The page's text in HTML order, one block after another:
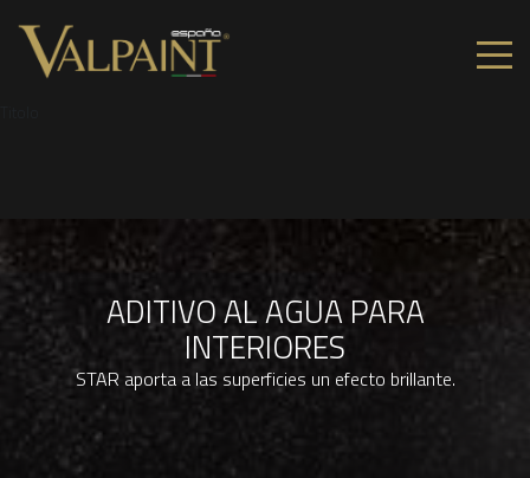
ADITIVO AL AGUA PARA
INTERIORES
STAR aporta a las superficies un efecto brillante.